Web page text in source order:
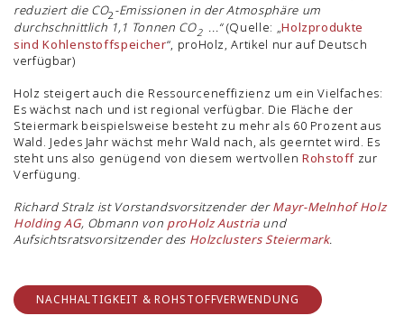
reduziert die CO2 -Emissionen in der Atmosphäre um
durchschnittlich 1,1 Tonnen CO2 ...“(Quelle: „Holzprodukte
sind Kohlenstoffspeicher“, proHolz, Artikel nur auf Deutsch
verfügbar)
Holz steigert auch die Ressourceneffizienz um ein Vielfaches:
Es wächst nach und ist regional verfügbar. Die Fläche der
Steiermark beispielsweise besteht zu mehr als 60 Prozent aus
Wald. Jedes Jahr wächst mehr Wald nach, als geerntet wird. Es
steht uns also genügend von diesem wertvollen Rohstoff zur
Verfügung.
Richard Stralz ist Vorstandsvorsitzender derMayr-Melnhof Holz
Holding AG, Obmann von proHolz Austriaund
Aufsichtsratsvorsitzender des Holzclusters Steiermark.
NACHHALTIGKEIT & ROHSTOFFVERWENDUNG